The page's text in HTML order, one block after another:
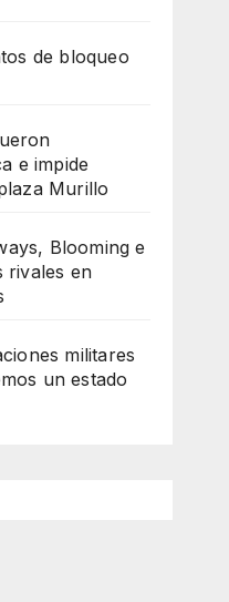
de bloqueo
e impide
Murillo
Blooming e
rivales en
militares
un estado